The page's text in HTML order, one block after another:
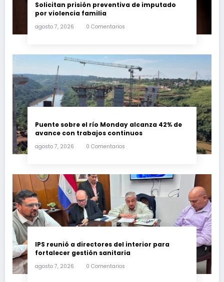
Solicitan prisión preventiva de imputado
por violencia familia
agosto 7, 2026 0 Comentarios
Puente sobre el río Monday alcanza 42% de
avance con trabajos continuos
agosto 7, 2026 0 Comentarios
IPS reunió a directores del interior para
fortalecer gestión sanitaria
agosto 7, 2026 0 Comentarios